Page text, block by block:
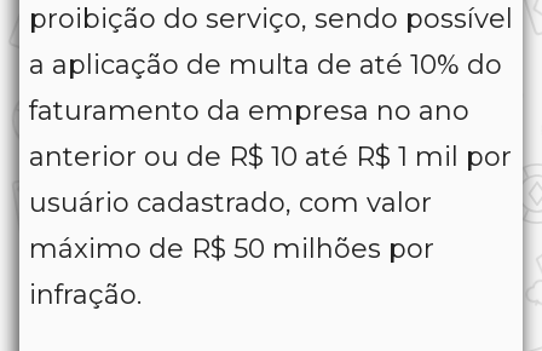
proibição do serviço, sendo possível
a aplicação de multa de até 10% do
faturamento da empresa no ano
anterior ou de R$ 10 até R$ 1 mil por
usuário cadastrado, com valor
máximo de R$ 50 milhões por
infração.